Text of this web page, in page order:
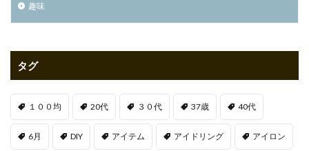
趣味
タグ
１００均 20代 ３０代 37歳 40代
6月 DIY アイテム アイドリング アイロン